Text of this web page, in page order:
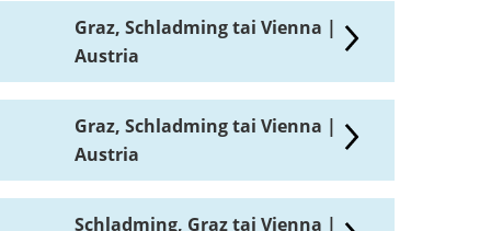
Graz, Schladming tai Vienna |
Austria
Graz, Schladming tai Vienna |
Austria
Schladming, Graz tai Vienna |